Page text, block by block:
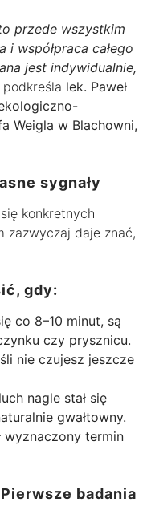
przede wszystkim
i współpraca całego
jest indywidualnie,
podkreśla lek. Paweł
Weigla w Blachowni,
sygnały
konkretnych
zazwyczaj daje znać,
gdy:
co 8–10 minut, są
czy prysznicu.
nie czujesz jeszcze
nagle stał się
gwałtowny.
wyznaczony termin
badania